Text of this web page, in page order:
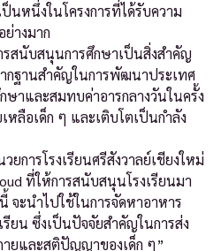
นหนึ่งในโครงการที่ได้รับความ
างมาก
รสนับสนุนการศึกษาเป็นสิ่งสำคัญ
ากฐานสำคัญในการพัฒนาประเทศ
ษาและสมทบค่าอารกลางวันในครั้ง
ลือเด็ก ๆ และเติบโตเป็นกำลัง
การโรงเรียนศรีสังวาลย์เชียงใหม่
ที่ให้การสนับสนุนโรงเรียนมา
จะนำไปใช้ในการจัดหาอาหาร
ยน ซึ่งเป็นปัจจัยสำคัญในการส่ง
ายและสติปัญญาของเด็ก ๆ”